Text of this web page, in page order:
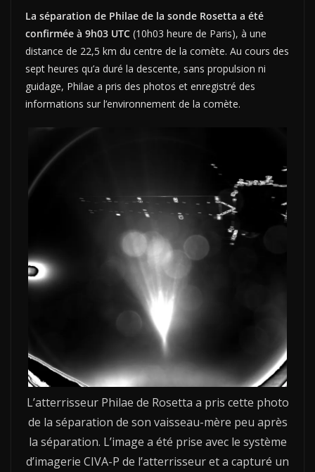
La séparation de Philae de la sonde Rosetta a été
confirmée à 9h03 UTC (10h03 heure de Paris), à une
distance de 22,5 km du centre de la comète. Au cours des
sept heures qu’a duré la descente, sans propulsion ni
guidage, Philae a pris des photos et enregistré des
informations sur l’environnement de la comète.
L’atterrisseur Philae de Rosetta a pris cette photo
de la séparation de son vaisseau-mère peu après
la séparation. L’image a été prise avec le système
d’imagerie CIVA-P de l’atterrisseur et a capturé un